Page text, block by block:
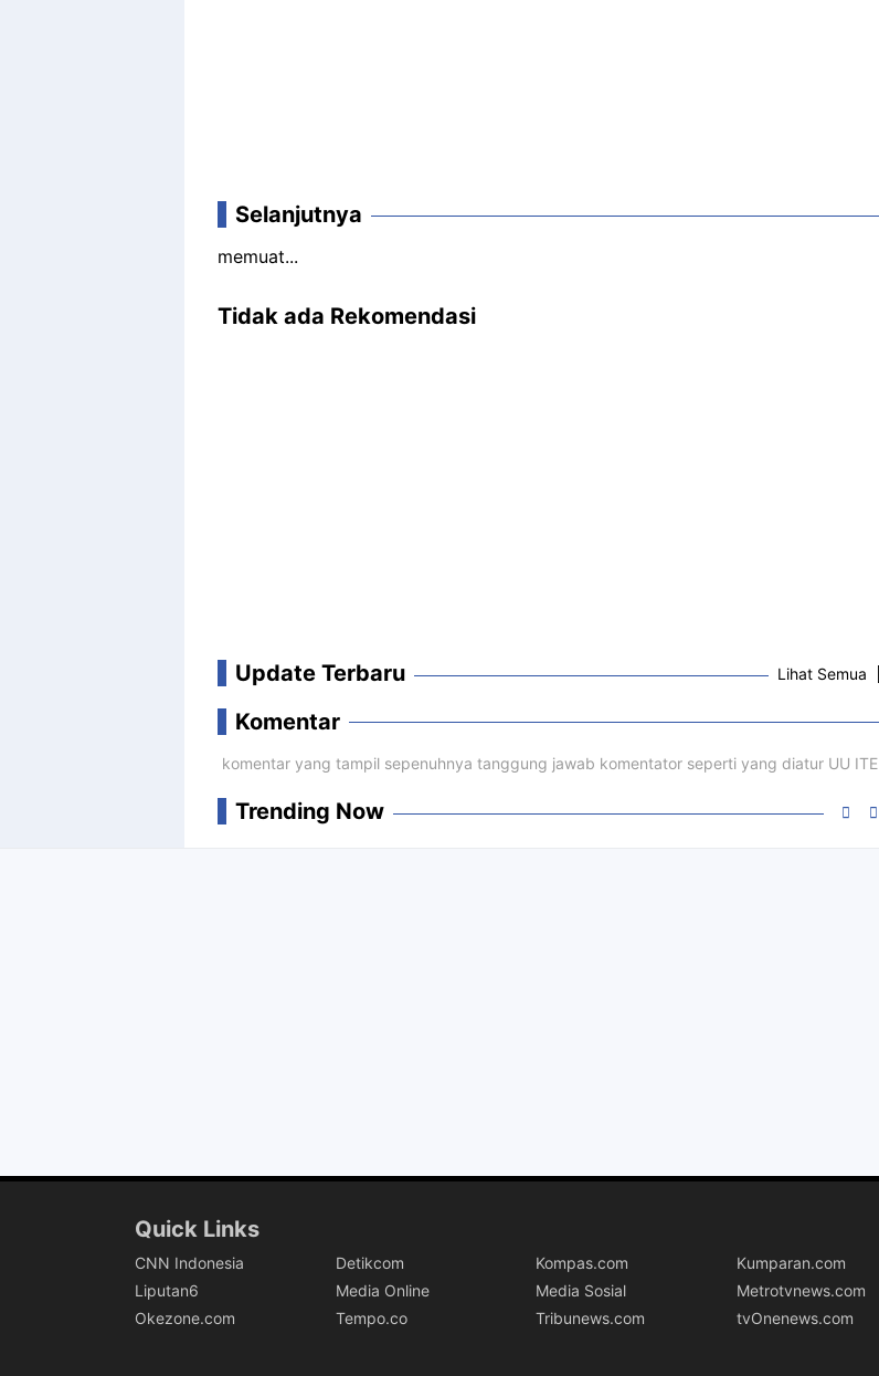
Selanjutnya
memuat...
Tidak ada Rekomendasi
Update Terbaru Lihat Semua
Komentar
komentar yang tampil sepenuhnya tanggung jawab komentator seperti yang diatur UU ITE
Trending Now
Quick Links
CNN Indonesia Detikcom Kompas.com
Kumparan.com
Liputan6
Media Online Media Sosial
Metrotvnews.com
Okezone.com
Tempo.co Tribunews.com tvOnenews.com